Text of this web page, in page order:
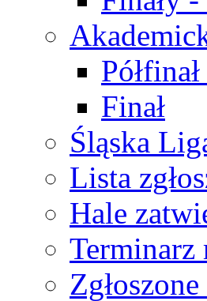
Finał
Śląska
Lista
Hale